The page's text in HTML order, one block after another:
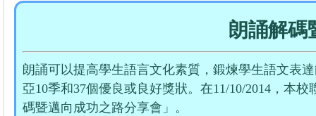
朗誦解碼
朗誦可以提高學生語言文化素質，鍛煉學生語文表
亞10季和37個優良或良好獎狀。在11/10/2014，本
碼暨邁向成功之路分享會」。